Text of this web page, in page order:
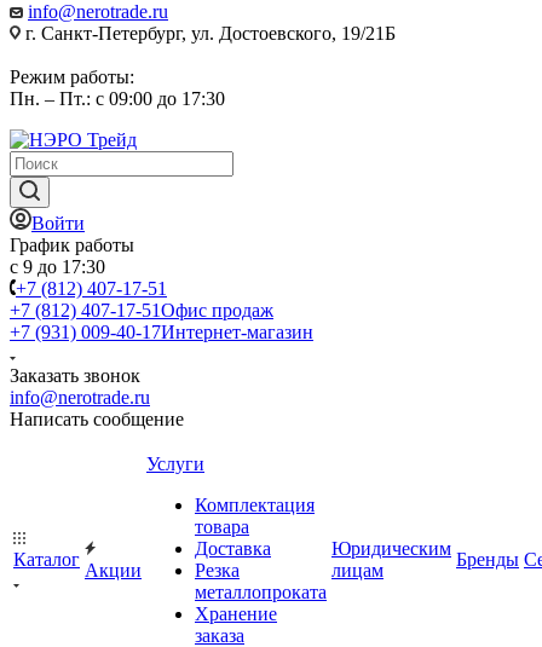
info@nerotrade.ru
г. Санкт-Петербург, ул. Достоевского, 19/21Б
Режим работы:
Пн. – Пт.: с 09:00 до 17:30
Войти
График работы
с 9 до 17:30
+7 (812) 407-17-51
+7 (812) 407-17-51Офис продаж
+7 (931) 009-40-17Интернет-магазин
Заказать звонок
info@nerotrade.ru
Написать сообщение
Каталог
Акции
Услуги
Комплектация
товара
Доставка
Резка
металлопроката
Хранение
заказа
Юридическим
лицам
Бренды